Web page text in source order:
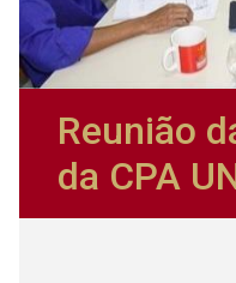
Reunião
da CPA